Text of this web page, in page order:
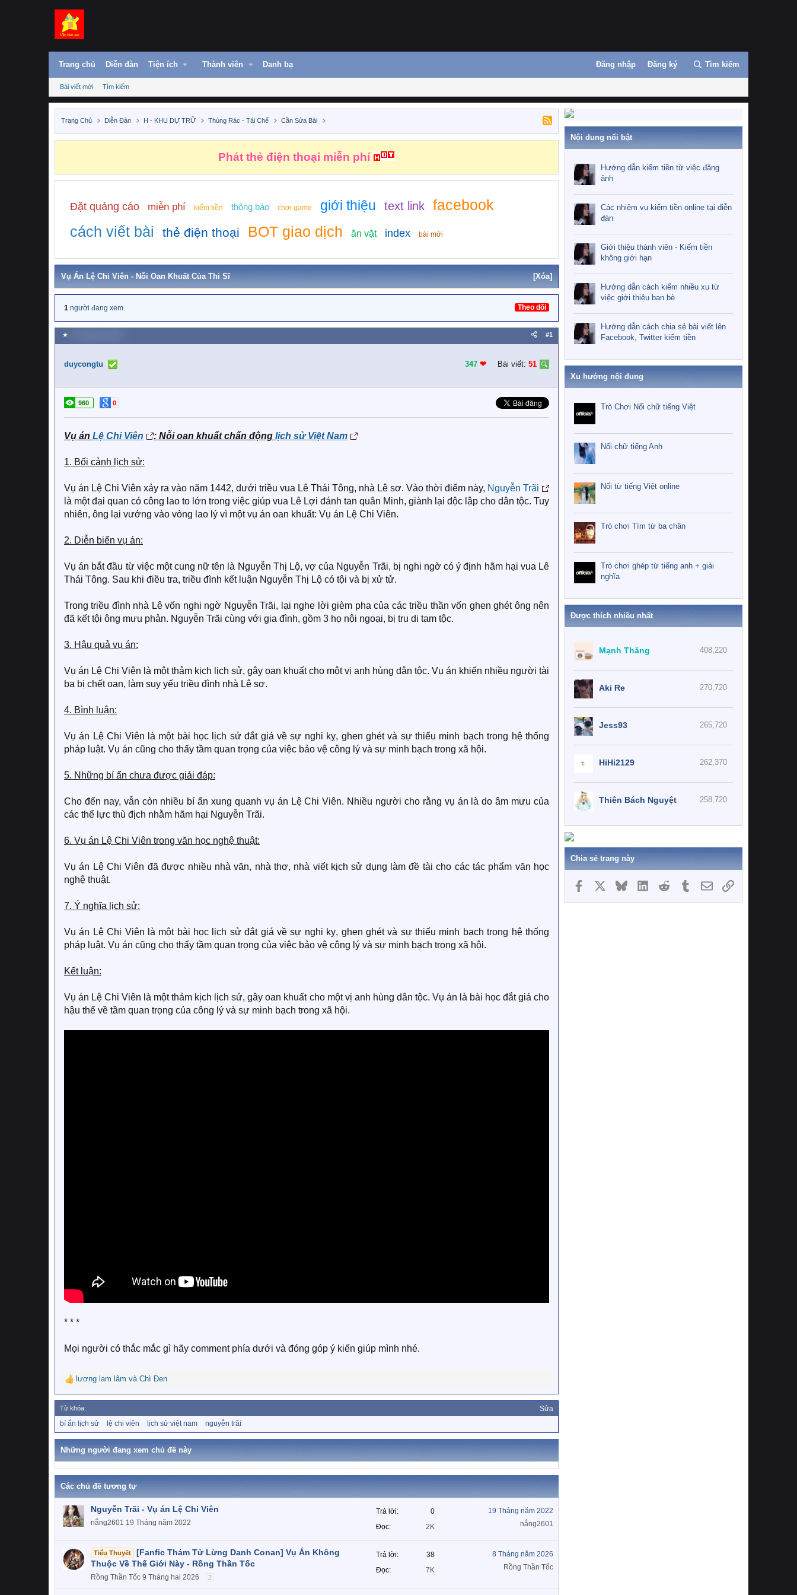
Trang chủ Diễn đàn Tiện ích Thành viên Danh bạ Đăng nhập Đăng ký Tìm kiếm
Bài viết mới Tìm kiếm
Trang Chủ Diễn Đàn H - KHU DỰ TRỮ Thùng Rác - Tái Chế Cần Sửa Bài
Phát thẻ điện thoại miễn phí
Đặt quảng cáo miễn phí kiếm tiền thông báo chơi game giới thiệu text link
facebook
cách viết bài
thẻ điện thoại BOT giao dịch ăn vặt index bài mới
Vụ Án Lệ Chi Viên - Nỗi Oan Khuất Của Thi Sĩ [Xóa]
1 người đang xem Theo dõi
★ #1
duycongtu 347 ❤︎ Bài viết: 51
960 0
Vụ án Lệ Chi Viên : Nỗi oan khuất chấn động lịch sử Việt Nam
1. Bối cảnh lịch sử:
Vụ án Lệ Chi Viên xảy ra vào năm 1442, dưới triều vua Lê Thái Tông, nhà Lê sơ. Vào thời điểm này, Nguyễn Trãi
là một đại quan có công lao to lớn trong việc giúp vua Lê Lợi đánh tan quân Minh, giành lại độc lập cho dân tộc. Tuy
nhiên, ông lại vướng vào vòng lao lý vì một vụ án oan khuất: Vụ án Lệ Chi Viên.
2. Diễn biến vụ án:
Vụ án bắt đầu từ việc một cung nữ tên là Nguyễn Thị Lộ, vợ của Nguyễn Trãi, bị nghi ngờ có ý định hãm hại vua Lê
Thái Tông. Sau khi điều tra, triều đình kết luận Nguyễn Thị Lộ có tội và bị xử tử.
Trong triều đình nhà Lê vốn nghi ngờ Nguyễn Trãi, lại nghe lời gièm pha của các triều thần vốn ghen ghét ông nên
đã kết tội ông mưu phản. Nguyễn Trãi cùng với gia đình, gồm 3 họ nội ngoại, bị tru di tam tộc.
3. Hậu quả vụ án:
Vụ án Lệ Chi Viên là một thảm kịch lịch sử, gây oan khuất cho một vị anh hùng dân tộc. Vụ án khiến nhiều người tài
ba bị chết oan, làm suy yếu triều đình nhà Lê sơ.
4. Bình luận:
Vụ án Lệ Chi Viên là một bài học lịch sử đắt giá về sự nghi kỵ, ghen ghét và sự thiếu minh bạch trong hệ thống
pháp luật. Vụ án cũng cho thấy tầm quan trọng của việc bảo vệ công lý và sự minh bạch trong xã hội.
5. Những bí ẩn chưa được giải đáp:
Cho đến nay, vẫn còn nhiều bí ẩn xung quanh vụ án Lệ Chi Viên. Nhiều người cho rằng vụ án là do âm mưu của
các thế lực thù địch nhằm hãm hại Nguyễn Trãi.
6. Vụ án Lệ Chi Viên trong văn học nghệ thuật:
Vụ án Lệ Chi Viên đã được nhiều nhà văn, nhà thơ, nhà viết kịch sử dụng làm đề tài cho các tác phẩm văn học
nghệ thuật.
7. Ý nghĩa lịch sử:
Vụ án Lệ Chi Viên là một bài học lịch sử đắt giá về sự nghi kỵ, ghen ghét và sự thiếu minh bạch trong hệ thống
pháp luật. Vụ án cũng cho thấy tầm quan trọng của việc bảo vệ công lý và sự minh bạch trong xã hội.
Kết luận:
Vụ án Lệ Chi Viên là một thảm kịch lịch sử, gây oan khuất cho một vị anh hùng dân tộc. Vụ án là bài học đắt giá cho
hậu thế về tầm quan trọng của công lý và sự minh bạch trong xã hội.
* * *
Mọi người có thắc mắc gì hãy comment phía dưới và đóng góp ý kiến giúp mình nhé.
R
e
a
c
t
o
s
lương lam lâm và Chì Đen
Từ khóa: Sửa
ừ
k
bí ẩn lịch sử lệ chi viên lịch sử việt nam nguyễn trãi
Những người đang xem chủ đề này
Các chủ đề tương tự
Nguyễn Trãi - Vụ án Lệ Chi Viên
nắng2601 19 Tháng năm 2022
Trả lời
0
Đọc
2K
19 Tháng năm 2022
nắng2601
Tiểu Thuyết
[Fanfic Thám Tử Lừng Danh Conan] Vụ Án Không
Thuộc Về Thế Giới Này - Rồng Thần Tốc
Rồng Thần Tốc 9 Tháng hai 2026 2
Trả lời
38
Đọc
7K
8 Tháng năm 2026
Rồng Thần Tốc
Nội dung nổi bật
Hướng dẫn kiếm tiền từ việc đăng
ảnh
Các nhiệm vụ kiếm tiền online tại diễn
đàn
Giới thiệu thành viên - Kiếm tiền
không giới hạn
Hướng dẫn cách kiếm nhiều xu từ
việc giới thiệu bạn bè
Hướng dẫn cách chia sẻ bài viết lên
Facebook, Twitter kiếm tiền
Xu hướng nội dung
Trò Chơi Nối chữ tiếng Việt
Nối chữ tiếng Anh
Nối từ tiếng Việt online
Trò chơi Tìm từ ba chân
Trò chơi ghép từ tiếng anh + giải
nghĩa
Được thích nhiều nhất
408,220
Mạnh Thăng
270,720
Aki Re
265,720
Jess93
262,370
HiHi2129
258,720
Thiên Bách Nguyệt
Chia sẻ trang này
Facebook BlueskyLinkedInReddit TumblrEmailLink